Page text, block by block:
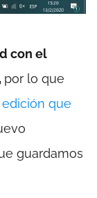
con el
por lo que
que
guardamos